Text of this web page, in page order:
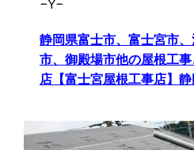
−Y−
静岡県富士市、富士宮市
市、御殿場市他の屋根工
店【富士宮屋根工事店】